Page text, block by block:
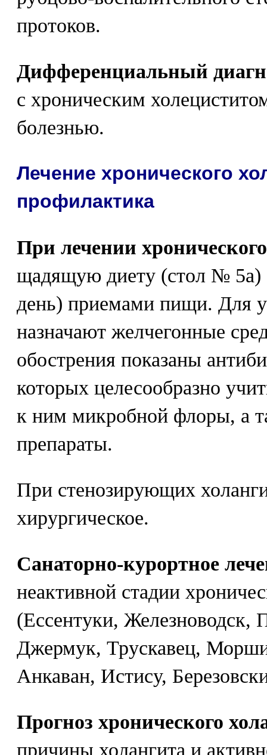
протоков.
Дифференциальный
с хроническим
болезнью.
Лечение хронического
профилактика
При лечении
щадящую диету (стол № 5а)
день) приемами пищи. Для
назначают желчегонные
обострения показаны
которых целесообразно
к ним микробной флоры, а
препараты.
При стенозирующих
хирургическое.
Санаторно-курортное
неактивной стадии
(Ессентуки, Железноводск,
Джермук, Трускавец,
Анкаван, Истису,
Прогноз хронического
причины холангита и